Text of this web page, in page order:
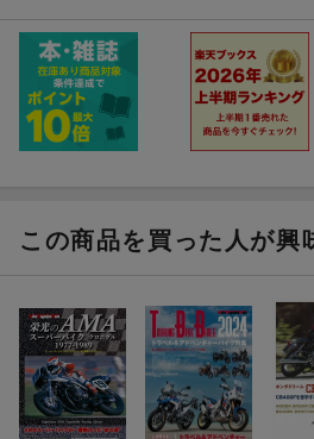
東本漫画は「キリン SPECIAL
N（後編）」です。
その他各コラム、「中古車特選街」、
ラーページも充実です！
『KAWASAKI Z400FX Never leave』
◯ Z400FX NIGHT RUN
◯ Z400FX改 カスタムの3スタイル
◯ 熱意の For Z400FX Parts
◯ Z400FX 特選街
◯ これからもFX SHOP & OWNERの
この商品を買った人が興